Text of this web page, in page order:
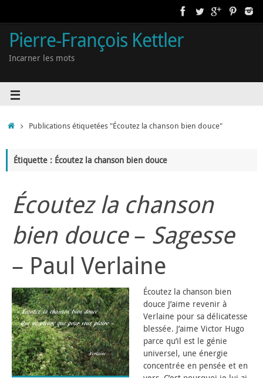
Pierre-François Kettler
Incarner les mots
Publications étiquetées "Écoutez la chanson bien douce"
Étiquette : Écoutez la chanson bien douce
Écoutez la chanson
bien douce– Sagesse
– Paul Verlaine
Écoutez la chanson bien
douce J’aime revenir à
Verlaine pour sa délicatesse
blessée. J’aime Victor Hugo
parce qu’il est le génie
universel, une énergie
concentrée en pensée et en